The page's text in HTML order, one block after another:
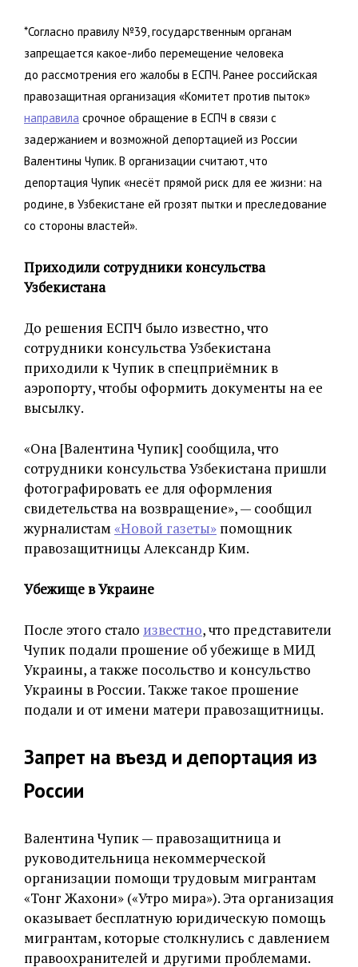
*Согласно правилу №39, государственным органам
запрещается какое-либо перемещение человека
до рассмотрения его жалобы в ЕСПЧ. Ранее российская
правозащитная организация «Комитет против пыток»
направила срочное обращение в ЕСПЧ в связи с
задержанием и возможной депортацией из России
Валентины Чупик. В организации считают, что
депортация Чупик «несёт прямой риск для ее жизни: на
родине, в Узбекистане ей грозят пытки и преследование
со стороны властей».
Приходили сотрудники консульства
Узбекистана
До решения ЕСПЧ было известно, что
сотрудники консульства Узбекистана
приходили к Чупик в спецприёмник в
аэропорту, чтобы оформить документы на ее
высылку.
«Она [Валентина Чупик] сообщила, что
сотрудники консульства Узбекистана пришли
фотографировать ее для оформления
свидетельства на возвращение», — сообщил
журналистам«Новой газеты» помощник
правозащитницы Александр Ким.
Убежище в Украине
После этого стало известно, что представители
Чупик подали прошение об убежище в МИД
Украины, а также посольство и консульство
Украины в России. Также такое прошение
подали и от имени матери правозащитницы.
Запрет на въезд и депортация из
России
Валентина Чупик — правозащитница и
руководительница некоммерческой
организации помощи трудовым мигрантам
«Тонг Жахони» («Утро мира»). Эта организация
оказывает бесплатную юридическую помощь
мигрантам, которые столкнулись с давлением
правоохранителей и другими проблемами.